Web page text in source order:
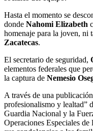
Hasta el momento se
donde Nahomi Elizabeth
homenaje para la joven, ni
Zacatecas.
El secretario de seguridad,
elementos federales que
la captura de Nemesio
A través de una
profesionalismo y lealtad”
Guardia Nacional y la
Operaciones Especiales